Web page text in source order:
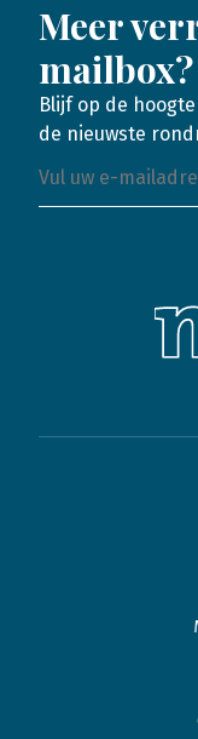
Meer
mailbox?
Blijf op de
de nieuwste